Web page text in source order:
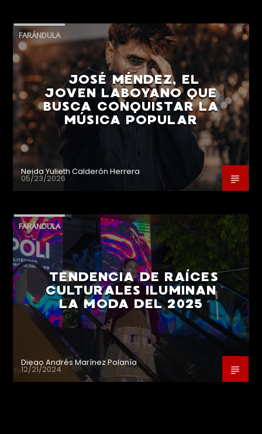
FARÁNDULA
JOSÉ MÉNDEZ, EL
JOVEN LABOYANO QUE
BUSCA CONQUISTAR LA
MÚSICA POPULAR
Neida Yulieth Calderón Herrera
05/23/2026
FARÁNDULA
TENDENCIA DE RAÍCES
CULTURALES ILUMINAN
LA MODA DEL 2025
Diego Andrés Marínez Polanía
12/21/2024